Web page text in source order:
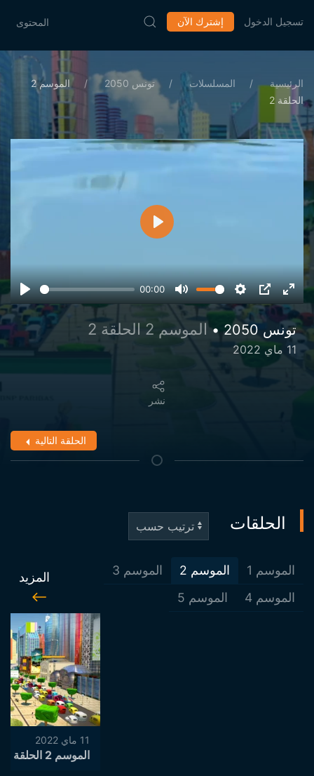
المحتوى إشترك الآن تسجيل الدخول
الرئيسية المسلسلات تونس 2050
الموسم 2
الحلقة 2
00:00
تشغيل
تونس 2050 • الموسم 2 الحلقة 2
11 ماي 2022
نشر
الحلقة التالية
الحلقات
الموسم 1 الموسم 2 الموسم 3
الموسم 4 الموسم 5
المزيد
11 ماي 2022
الموسم 2 الحلقة 1